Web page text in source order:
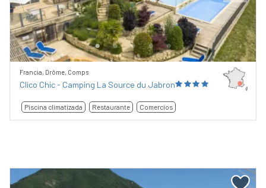
Previous Next
Francia, Drôme, Comps
Clico Chic - Camping La Source du Jabron
Piscina climatizada Restaurante Comercios